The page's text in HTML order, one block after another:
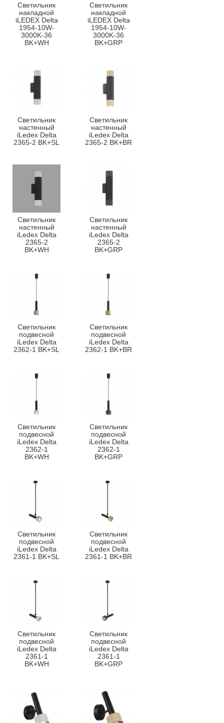
Светильник
накладной
iLEDEX Delta
1954-10W-
3000K-36
BK+WH
Светильник
накладной
iLEDEX Delta
1954-10W-
3000K-36
BK+GRP
Светильник
настенный
iLedex Delta
2365-2 BK+SL
Светильник
настенный
iLedex Delta
2365-2 BK+BR
Светильник
настенный
iLedex Delta
2365-2
BK+WH
Светильник
настенный
iLedex Delta
2365-2
BK+GRP
Светильник
подвесной
iLedex Delta
2362-1 BK+SL
Светильник
подвесной
iLedex Delta
2362-1 BK+BR
Светильник
подвесной
iLedex Delta
2362-1
BK+WH
Светильник
подвесной
iLedex Delta
2362-1
BK+GRP
Светильник
подвесной
iLedex Delta
2361-1 BK+SL
Светильник
подвесной
iLedex Delta
2361-1 BK+BR
Светильник
подвесной
iLedex Delta
2361-1
BK+WH
Светильник
подвесной
iLedex Delta
2361-1
BK+GRP